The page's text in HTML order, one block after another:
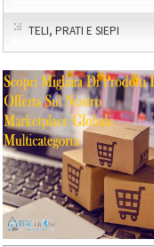
TELI, PRATI E SIEPI